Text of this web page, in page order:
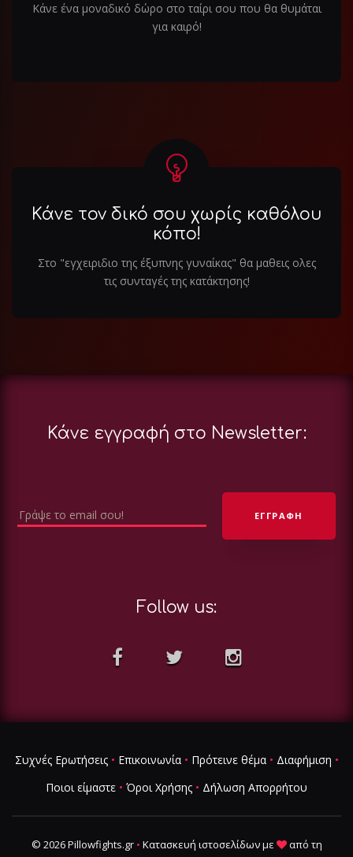
Κάνε ένα μοναδικό δώρο στο ταίρι σου που θα θυμάται
για καιρό!
Κάνε τον δικό σου χωρίς καθόλου
κόπο!
Στο "εγχειριδιο της έξυπνης γυναίκας" θα μαθεις ολες
τις συνταγές της κατάκτησης!
Κάνε εγγραφή στο Newsletter:
Follow us:
Συχνές Ερωτήσεις• Επικοινωνία• Πρότεινε θέμα• Διαφήμιση •
Ποιοι είμαστε • Όροι Χρήσης • Δήλωση Απορρήτου
© 2026 Pillowfights.gr • Κατασκευή ιστοσελίδωνμε
από τη